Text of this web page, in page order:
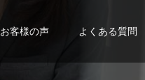
お客様の声 よくある質問